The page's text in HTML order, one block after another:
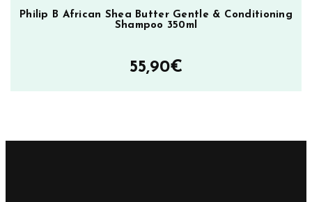
Philip B African Shea Butter Gentle & Conditioning
Shampoo 350ml
55,90€